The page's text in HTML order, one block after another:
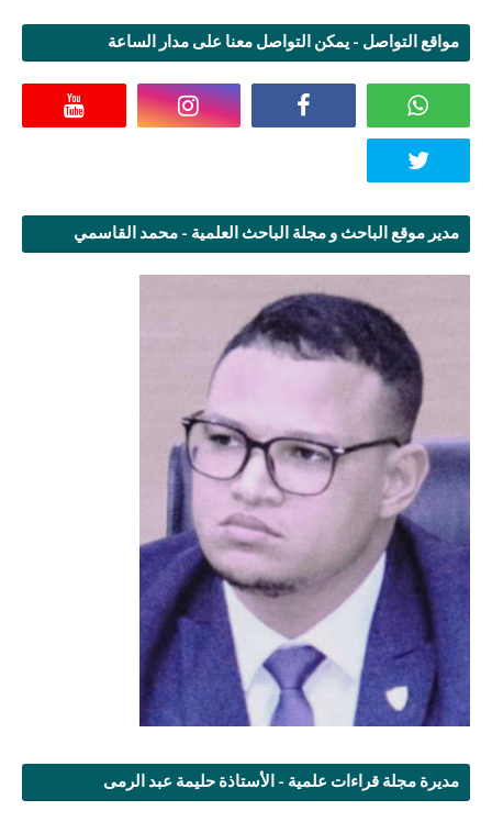
مواقع التواصل - يمكن التواصل معنا على مدار الساعة
مدير موقع الباحث و مجلة الباحث العلمية - محمد القاسمي
مديرة مجلة قراءات علمية - الأستاذة حليمة عبد الرمى